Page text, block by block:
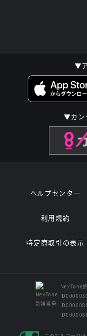
▼
▼カン
ヘルプセンター
利用規約
特定商取引の表示
NexTone